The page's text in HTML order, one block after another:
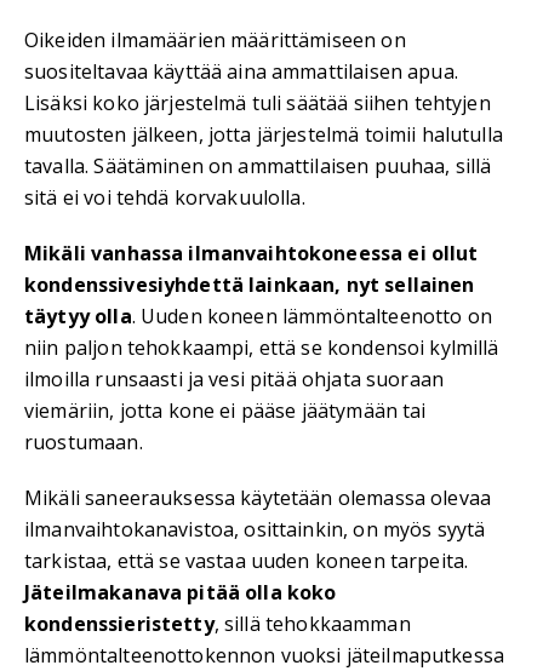
Oikeiden ilmamäärien määrittämiseen on
suositeltavaa käyttää aina ammattilaisen apua.
Lisäksi koko järjestelmä tuli säätää siihen tehtyjen
muutosten jälkeen, jotta järjestelmä toimii halutulla
tavalla. Säätäminen on ammattilaisen puuhaa, sillä
sitä ei voi tehdä korvakuulolla.
Mikäli vanhassa ilmanvaihtokoneessa ei ollut
kondenssivesiyhdettä lainkaan, nyt sellainen
täytyy olla. Uuden koneen lämmöntalteenotto on
niin paljon tehokkaampi, että se kondensoi kylmillä
ilmoilla runsaasti ja vesi pitää ohjata suoraan
viemäriin, jotta kone ei pääse jäätymään tai
ruostumaan.
Mikäli saneerauksessa käytetään olemassa olevaa
ilmanvaihtokanavistoa, osittainkin, on myös syytä
tarkistaa, että se vastaa uuden koneen tarpeita.
Jäteilmakanava pitää olla koko
kondenssieristetty, sillä tehokkaamman
lämmöntalteenottokennon vuoksi jäteilmaputkessa